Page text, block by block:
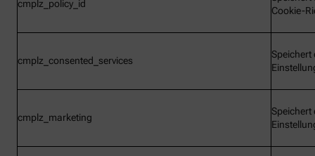
cmplz_policy_id
Cookie-
cmplz_consented_services
Speichert
cmplz_marketing
Speichert